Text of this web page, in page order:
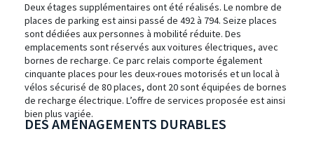
Deux étages supplémentaires ont été réalisés. Le nombre de
places de parking est ainsi passé de 492 à 794. Seize places
sont dédiées aux personnes à mobilité réduite. Des
emplacements sont réservés aux voitures électriques, avec
bornes de recharge. Ce parc relais comporte également
cinquante places pour les deux-roues motorisés et un local à
vélos sécurisé de 80 places, dont 20 sont équipées de bornes
de recharge électrique. L’offre de services proposée est ainsi
bien plus variée.
DES AMÉNAGEMENTS DURABLES